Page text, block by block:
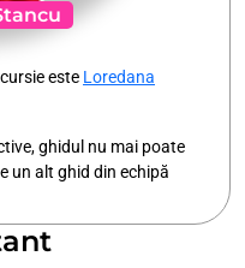
este Loredana
ghidul nu mai poate
un alt ghid din echipă